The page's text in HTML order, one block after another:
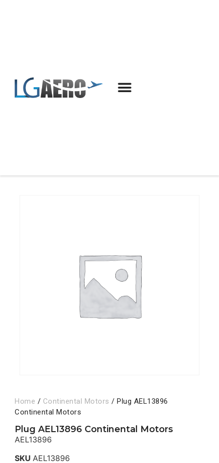
Home / Continental Motors / Plug AEL13896
Continental Motors
Plug AEL13896 Continental Motors
AEL13896
SKU AEL13896